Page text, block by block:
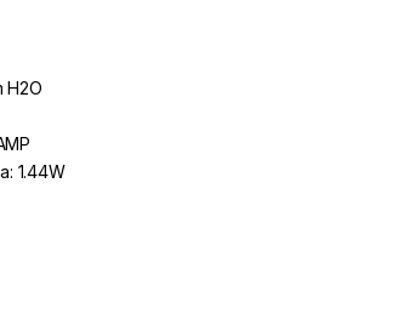
H2O
1.44W